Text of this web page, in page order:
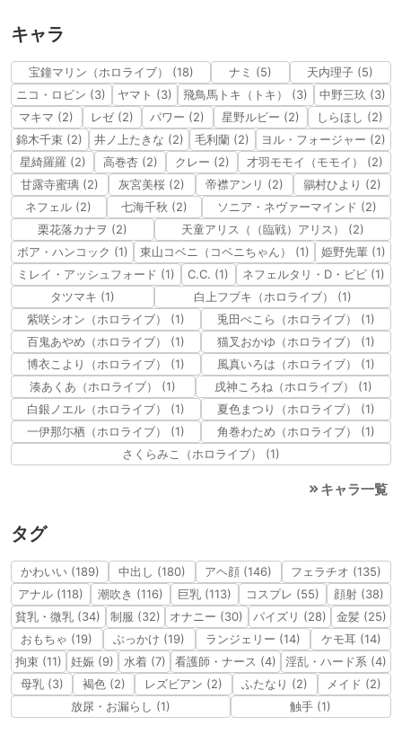
キャラ
宝鐘マリン（ホロライブ） (18) ナミ (5)
天内理子 (5)
ニコ・ロビン (3)
ヤマト (3) 飛鳥馬トキ（トキ） (3)
中野三玖 (3)
マキマ (2)
レゼ (2) パワー (2) 星野ルビー (2)
しらほし (2)
錦木千束 (2)
井ノ上たきな (2) 毛利蘭 (2)
ヨル・フォージャー (2)
星綺羅羅 (2)
高巻杏 (2) クレー (2)
才羽モモイ（モモイ） (2)
甘露寺蜜璃 (2)
灰宮美桜 (2) 帝襟アンリ (2)
鶸村ひより (2)
ネフェル (2)
七海千秋 (2)
ソニア・ネヴァーマインド (2)
栗花落カナヲ (2)
天童アリス（（臨戦）アリス） (2)
ボア・ハンコック (1)
東山コベニ（コベニちゃん） (1)
姫野先輩 (1)
ミレイ・アッシュフォード (1)
C.C. (1)
ネフェルタリ・D・ビビ (1)
タツマキ (1)
白上フブキ（ホロライブ） (1)
紫咲シオン（ホロライブ） (1)
兎田ぺこら（ホロライブ） (1)
百鬼あやめ（ホロライブ） (1)
猫叉おかゆ（ホロライブ） (1)
博衣こより（ホロライブ） (1)
風真いろは（ホロライブ） (1)
湊あくあ（ホロライブ） (1)
戌神ころね（ホロライブ） (1)
白銀ノエル（ホロライブ） (1)
夏色まつり（ホロライブ） (1)
一伊那尓栖（ホロライブ） (1)
角巻わため（ホロライブ） (1)
さくらみこ（ホロライブ） (1)
キャラ一覧
タグ
かわいい (189) 中出し (180) アヘ顔 (146)
フェラチオ (135)
アナル (118)
潮吹き (116) 巨乳 (113) コスプレ (55)
顔射 (38)
貧乳・微乳 (34)
制服 (32) オナニー (30) パイズリ (28)
金髪 (25)
おもちゃ (19)
ぶっかけ (19) ランジェリー (14)
ケモ耳 (14)
拘束 (11)
妊娠 (9) 水着 (7) 看護師・ナース (4)
淫乱・ハード系 (4)
母乳 (3)
褐色 (2) レズビアン (2) ふたなり (2)
メイド (2)
放尿・お漏らし (1)
触手 (1)